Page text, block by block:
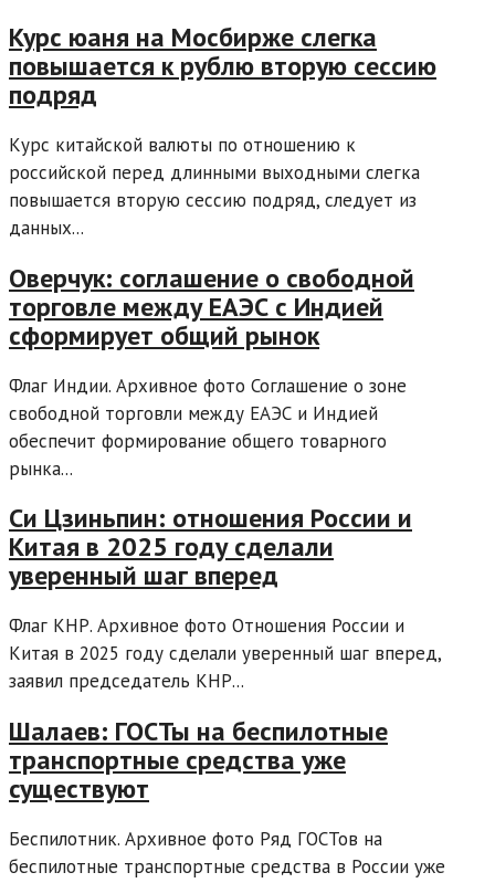
Курс юаня на Мосбирже слегка
повышается к рублю вторую сессию
подряд
Курс китайской валюты по отношению к
российской перед длинными выходными слегка
повышается вторую сессию подряд, следует из
данных...
Оверчук: соглашение о свободной
торговле между ЕАЭС с Индией
сформирует общий рынок
Флаг Индии. Архивное фото Соглашение о зоне
свободной торговли между ЕАЭС и Индией
обеспечит формирование общего товарного
рынка...
Си Цзиньпин: отношения России и
Китая в 2025 году сделали
уверенный шаг вперед
Флаг КНР. Архивное фото Отношения России и
Китая в 2025 году сделали уверенный шаг вперед,
заявил председатель КНР...
Шалаев: ГОСТы на беспилотные
транспортные средства уже
существуют
Беспилотник. Архивное фото Ряд ГОСТов на
беспилотные транспортные средства в России уже